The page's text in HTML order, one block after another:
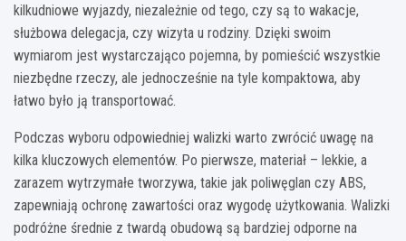
kilkudniowe wyjazdy, niezależnie od tego, czy są to wakacje,
służbowa delegacja, czy wizyta u rodziny. Dzięki swoim
wymiarom jest wystarczająco pojemna, by pomieścić wszystkie
niezbędne rzeczy, ale jednocześnie na tyle kompaktowa, aby
łatwo było ją transportować.
Podczas wyboru odpowiedniej walizki warto zwrócić uwagę na
kilka kluczowych elementów. Po pierwsze, materiał – lekkie, a
zarazem wytrzymałe tworzywa, takie jak poliwęglan czy ABS,
zapewniają ochronę zawartości oraz wygodę użytkowania. Walizki
podróżne średnie z twardą obudową są bardziej odporne na